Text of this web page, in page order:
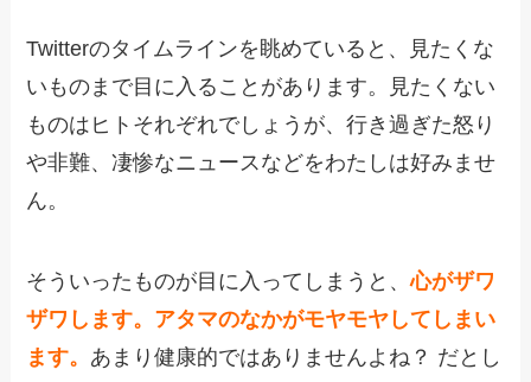
Twitterのタイムラインを眺めていると、見たくな
いものまで目に入ることがあります。見たくない
ものはヒトそれぞれでしょうが、行き過ぎた怒り
や非難、凄惨なニュースなどをわたしは好みませ
ん。
そういったものが目に入ってしまうと、心がザワ
ザワします。アタマのなかがモヤモヤしてしまい
ます。 あまり健康的ではありませんよね？ だとし